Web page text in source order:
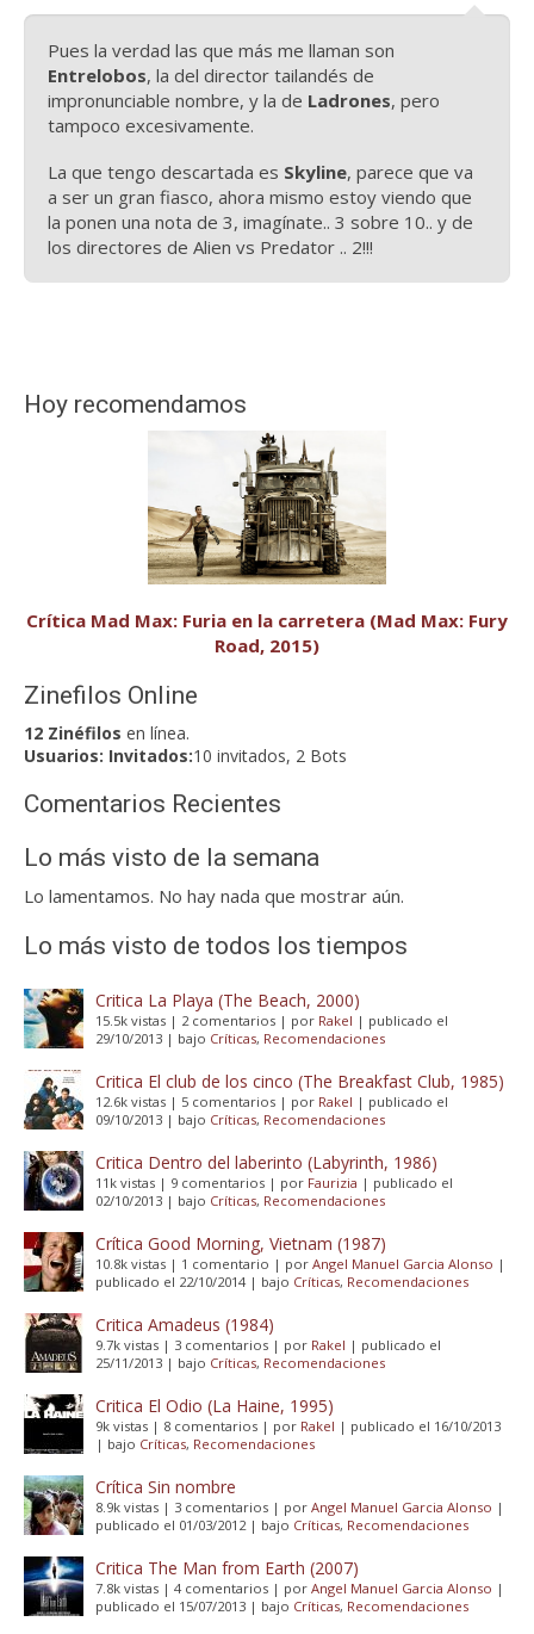
Pues la verdad las que más me llaman son
Entrelobos, la del director tailandés de
impronunciable nombre, y la de Ladrones, pero
tampoco excesivamente.
La que tengo descartada es Skyline, parece que va
a ser un gran fiasco, ahora mismo estoy viendo que
la ponen una nota de 3, imagínate.. 3 sobre 10.. y de
los directores de Alien vs Predator .. 2!!!
Hoy recomendamos
Crítica Mad Max: Furia en la carretera (Mad Max: Fury
Road, 2015)
Zinefilos Online
12 Zinéfilos en línea.
Usuarios: Invitados:10 invitados, 2 Bots
Comentarios Recientes
Lo más visto de la semana
Lo lamentamos. No hay nada que mostrar aún.
Lo más visto de todos los tiempos
Critica La Playa (The Beach, 2000)
15.5k vistas | 2 comentarios | por Rakel | publicado el
29/10/2013 | bajo Críticas, Recomendaciones
Critica El club de los cinco (The Breakfast Club, 1985)
12.6k vistas | 5 comentarios | por Rakel | publicado el
09/10/2013 | bajo Críticas, Recomendaciones
Critica Dentro del laberinto (Labyrinth, 1986)
11k vistas | 9 comentarios | por Faurizia | publicado el
02/10/2013 | bajo Críticas, Recomendaciones
Crítica Good Morning, Vietnam (1987)
10.8k vistas | 1 comentario | por Angel Manuel Garcia Alonso |
publicado el 22/10/2014| bajo Críticas, Recomendaciones
Critica Amadeus (1984)
9.7k vistas | 3 comentarios | por Rakel | publicado el
25/11/2013 | bajo Críticas, Recomendaciones
Critica El Odio (La Haine, 1995)
9k vistas | 8 comentarios | por Rakel | publicado el 16/10/2013
| bajo Críticas, Recomendaciones
Crítica Sin nombre
8.9k vistas | 3 comentarios | por Angel Manuel Garcia Alonso |
publicado el 01/03/2012 | bajo Críticas, Recomendaciones
Critica The Man from Earth (2007)
7.8k vistas | 4 comentarios | por Angel Manuel Garcia Alonso |
publicado el 15/07/2013 | bajo Críticas, Recomendaciones